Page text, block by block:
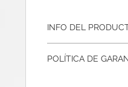
INFO DEL
Todos nuestros
POLÍTICA DE